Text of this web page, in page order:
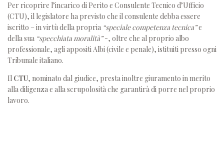
Per ricoprire l’incarico di Perito e Consulente Tecnico d’Ufficio
(CTU), il legislatore ha previsto che il consulente debba essere
iscritto – in virtù della propria “speciale competenza tecnica”e
della sua “specchiata moralità”-, oltre che al proprio albo
professionale, agli appositi Albi (civile e penale), istituiti presso ogni
Tribunale italiano.
Il CTU, nominato dal giudice, presta inoltre giuramento in merito
alla diligenza e alla scrupolosità che garantirà di porre nel proprio
lavoro.